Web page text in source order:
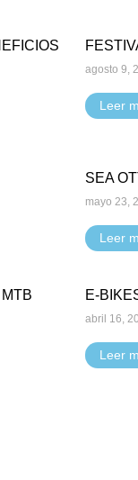
agosto 9,
Leer
SEA
mayo 23,
Leer
E-
abril 16,
Leer